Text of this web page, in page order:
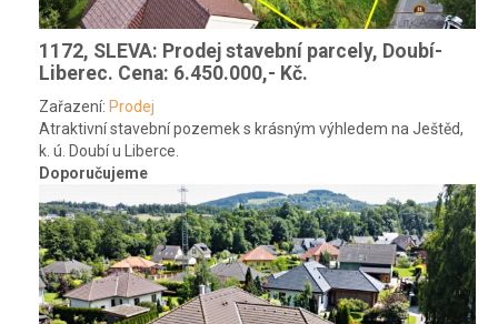
1172, SLEVA: Prodej stavební parcely, Doubí-
Liberec. Cena: 6.450.000,- Kč.
Zařazení: Prodej
Atraktivní stavební pozemek s krásným výhledem na Ještěd,
k. ú. Doubí u Liberce.
Doporučujeme